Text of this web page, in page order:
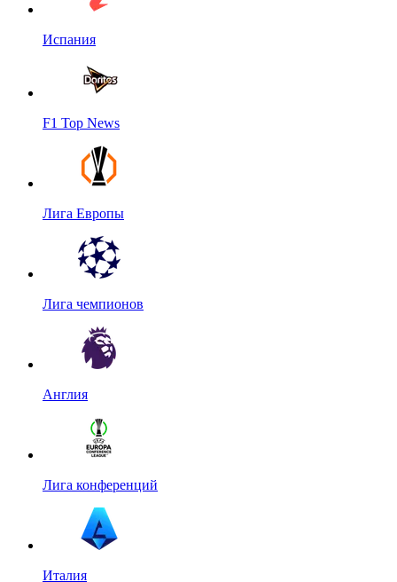
Испания
F1 Top News
Лига Европы
Лига чемпионов
Англия
Лига конференций
Италия